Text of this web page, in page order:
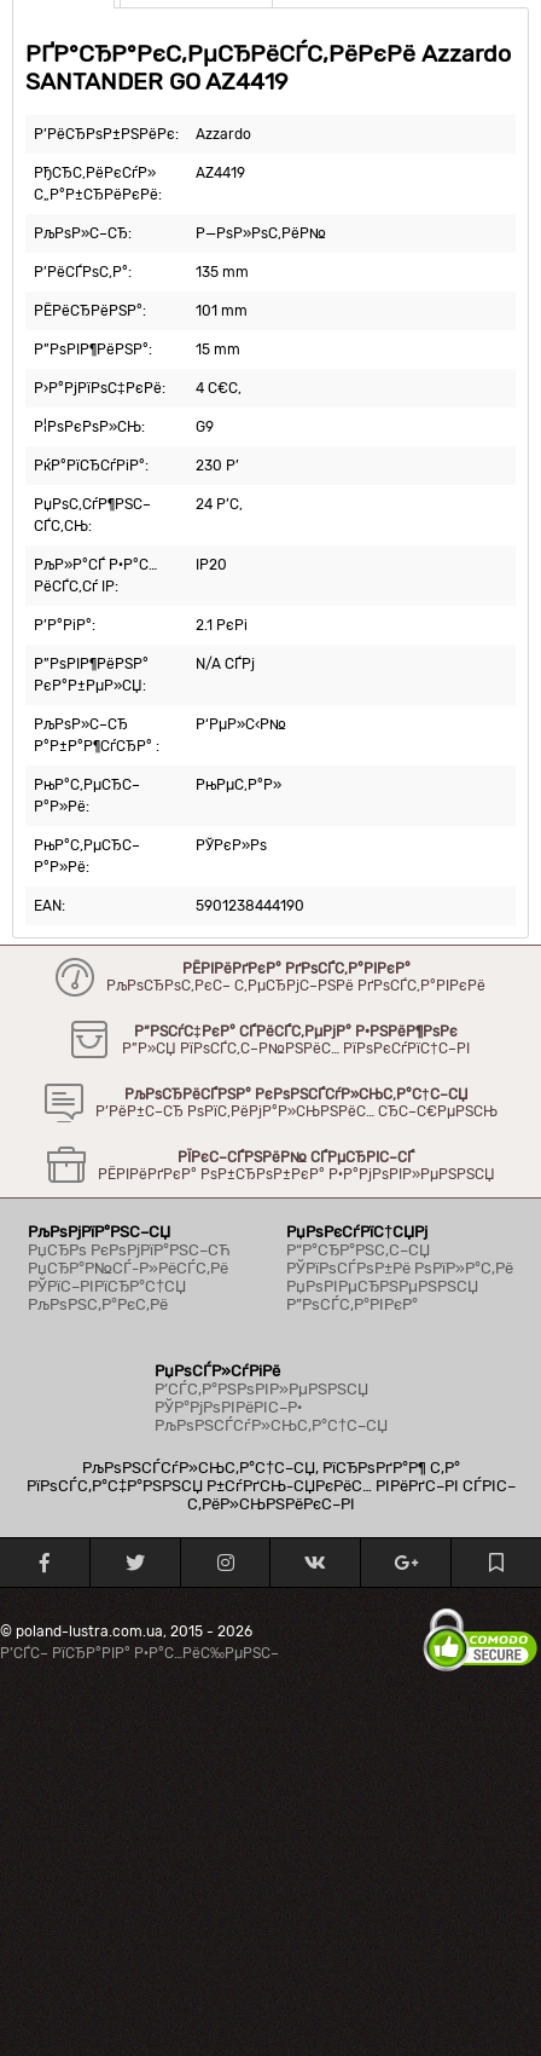
РҐР°СЂР°РєС‚РµСЂРёСЃС‚РёРєРё Azzardo
SANTANDER GO AZ4419
Р’РёСЂРѕР±РЅРёРє: Azzardo
РђСЂС‚РёРєСѓР»
С„Р°Р±СЂРёРєРё:
AZ4419
РљРѕР»С–СЂ: Р—РѕР»РѕС‚РёР№
Р’РёСЃРѕС‚Р°: 135 mm
РЁРёСЂРёРЅР°: 101 mm
Р”РѕРІР¶РёРЅР°: 15 mm
Р›Р°РјРїРѕС‡РєРё: 4 С€С‚
Р¦РѕРєРѕР»СЊ: G9
РќР°РїСЂСѓРіР°: 230 Р’
РџРѕС‚СѓР¶РЅС–
СЃС‚СЊ:
24 Р’С‚
РљР»Р°СЃ Р·Р°С…
РёСЃС‚Сѓ IP:
IP20
Р’Р°РіР°: 2.1 РєРі
Р”РѕРІР¶РёРЅР°
РєР°Р±РµР»СЏ:
N/A СЃРј
РљРѕР»С–СЂ
Р°Р±Р°Р¶СѓСЂР° :
Р‘РµР»С‹Р№
РњР°С‚РµСЂС–
Р°Р»Рё:
РњРµС‚Р°Р»
РњР°С‚РµСЂС–
Р°Р»Рё:
РЎРєР»Рѕ
EAN: 5901238444190
РЁРІРёРґРєР° РґРѕСЃС‚Р°РІРєР°
РљРѕСЂРѕС‚РєС– С‚РµСЂРјС–РЅРё РґРѕСЃС‚Р°РІРєРё
Р“РЅСѓС‡РєР° СЃРёСЃС‚РµРјР° Р·РЅРёР¶РѕРє
Р”Р»СЏ РїРѕСЃС‚С–Р№РЅРёС… РїРѕРєСѓРїС†С–РІ
РљРѕСЂРёСЃРЅР° РєРѕРЅСЃСѓР»СЊС‚Р°С†С–СЏ
Р’РёР±С–СЂ РѕРїС‚РёРјР°Р»СЊРЅРёС… СЂС–С€РµРЅСЊ
РЇРєС–СЃРЅРёР№ СЃРµСЂРІС–СЃ
РЁРІРёРґРєР° РѕР±СЂРѕР±РєР° Р·Р°РјРѕРІР»РµРЅРЅСЏ
РљРѕРјРїР°РЅС–СЏ
РџСЂРѕ РєРѕРјРїР°РЅС–СЋ
РџСЂР°Р№СЃ-Р»РёСЃС‚Рё
РЎРїС–РІРїСЂР°С†СЏ
РљРѕРЅС‚Р°РєС‚Рё
РџРѕРєСѓРїС†СЏРј
Р“Р°СЂР°РЅС‚С–СЏ
РЎРїРѕСЃРѕР±Рё РѕРїР»Р°С‚Рё
РџРѕРІРµСЂРЅРµРЅРЅСЏ
Р”РѕСЃС‚Р°РІРєР°
РџРѕСЃР»СѓРіРё
Р’СЃС‚Р°РЅРѕРІР»РµРЅРЅСЏ
РЎР°РјРѕРІРёРІС–Р·
РљРѕРЅСЃСѓР»СЊС‚Р°С†С–СЏ
РљРѕРЅСЃСѓР»СЊС‚Р°С†С–СЏ, РїСЂРѕРґР°Р¶ С‚Р°
РїРѕСЃС‚Р°С‡Р°РЅРЅСЏ Р±СѓРґСЊ-СЏРєРёС… РІРёРґС–РІ СЃРІС–
С‚РёР»СЊРЅРёРєС–РІ
© poland-lustra.com.ua, 2015 - 2026
Р’СЃС– РїСЂР°РІР° Р·Р°С…РёС‰РµРЅС–